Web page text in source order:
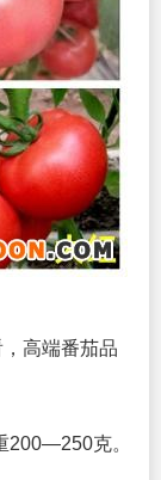
高端番茄品
200—250克。